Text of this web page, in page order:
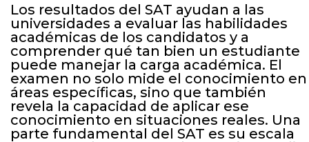
Los resultados del SAT ayudan a las
universidades a evaluar las habilidades
académicas de los candidatos y a
comprender qué tan bien un estudiante
puede manejar la carga académica. El
examen no solo mide el conocimiento en
áreas específicas, sino que también
revela la capacidad de aplicar ese
conocimiento en situaciones reales. Una
parte fundamental del SAT es su escala